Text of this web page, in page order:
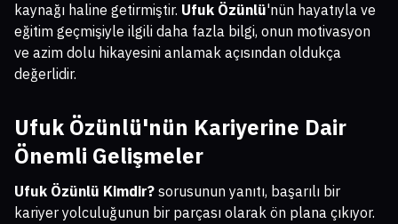
kaynağı haline getirmiştir. Ufuk Özünlü'nün hayatıyla ve
eğitim geçmişiyle ilgili daha fazla bilgi, onun motivasyon
ve azim dolu hikayesini anlamak açısından oldukça
değerlidir.
Ufuk Özünlü'nün Kariyerine Dair
Önemli Gelişmeler
Ufuk Özünlü Kimdir? sorusunun yanıtı, başarılı bir
kariyer yolculuğunun bir parçası olarak ön plana çıkıyor.